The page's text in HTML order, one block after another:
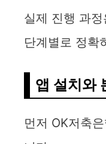
실제 진행 과
단계별로 정확
앱 설치와
먼저 OK저축